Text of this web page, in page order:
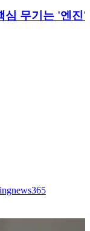
심 무기는 '엔진'